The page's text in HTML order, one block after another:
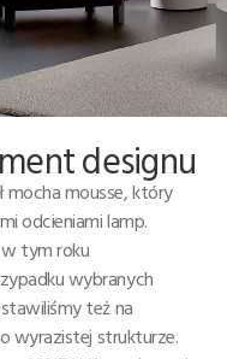
designu
mocha mousse, który
odcieniami lamp.
tym roku
wybranych
też na
wyrazistej strukturze.